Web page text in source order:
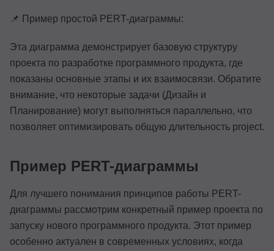
📌 Пример простой PERT-диаграммы:
Эта диаграмма демонстрирует базовую структуру
проекта по разработке программного продукта, где
показаны основные этапы и их взаимосвязи. Обратите
внимание, что некоторые задачи (Дизайн и
Планирование) могут выполняться параллельно, что
позволяет оптимизировать общую длительность project.
Пример PERT-диаграммы
Для лучшего понимания принципов работы PERT-
диаграммы рассмотрим конкретный пример проекта по
запуску нового программного продукта. Этот пример
особенно актуален в современных условиях, когда